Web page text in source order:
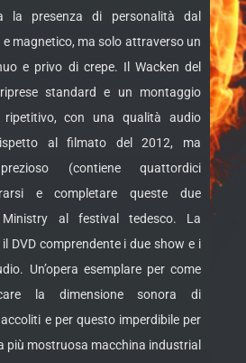
la presenza di personalità dal
magnetico, ma solo attraverso un
e privo di crepe. Il Wacken del
standard e un montaggio
con una qualità audio
al filmato del 2012, ma
(contiene quattordici
e completare queste due
Ministry al festival tedesco. La
DVD comprendente i due show e i
Un’opera esemplare per come
la dimensione sonora di
e per questo imperdibile per
più mostruosa macchina industrial